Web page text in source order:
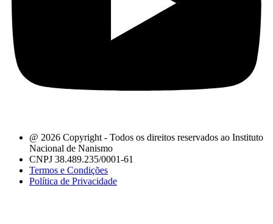
@ 2026 Copyright - Todos os direitos reservados ao Instituto
Nacional de Nanismo
CNPJ 38.489.235/0001-61
Termos e Condições
Política de Privacidade